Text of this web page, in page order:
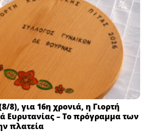
8), για 16η χρονιά, η Γιορτή
Ευρυτανίας – Το πρόγραμμα των
πλατεία